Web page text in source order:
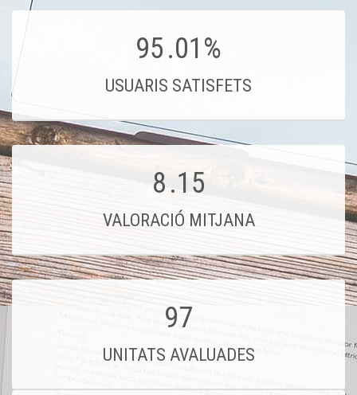
95.01%
USUARIS SATISFETS
8.15
VALORACIÓ MITJANA
97
UNITATS AVALUADES